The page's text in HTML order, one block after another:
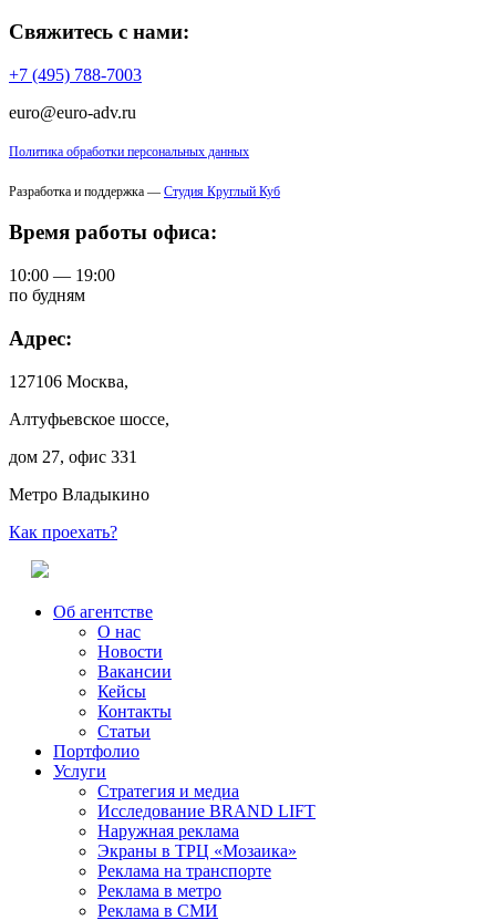
Свяжитесь с нами:
+7 (495) 788-7003
euro@euro-adv.ru
Политика обработки персональных данных
Разработка и поддержка — Студия Круглый Куб
Время работы офиса:
10:00 — 19:00
по будням
Адрес:
127106 Москва,
Алтуфьевское шоссе,
дом 27, офис 331
Метро Владыкино
Как проехать?
Об агентстве
О нас
Новости
Вакансии
Кейсы
Контакты
Статьи
Портфолио
Услуги
Стратегия и медиа
Исследование BRAND LIFT
Наружная реклама
Экраны в ТРЦ «Мозаика»
Реклама на транспорте
Реклама в метро
Реклама в СМИ